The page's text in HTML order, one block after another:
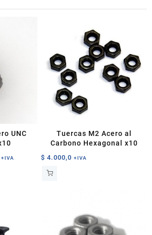
UNC
Rango
+IVA
Tuercas M2 Acero al
Carbono Hexagonal x10
$ 4.000,0 +IVA